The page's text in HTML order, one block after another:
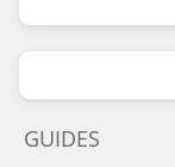
GUIDES